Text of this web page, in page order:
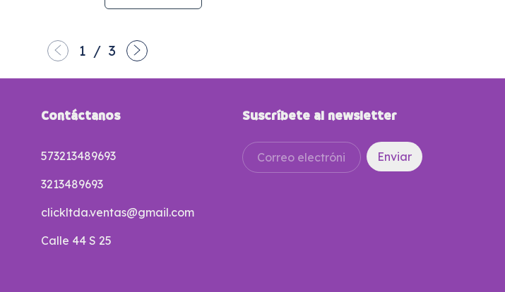
1 / 3
Contáctanos
573213489693
3213489693
clickltda.ventas@gmail.com
Calle 44 S 25
Suscríbete al newsletter